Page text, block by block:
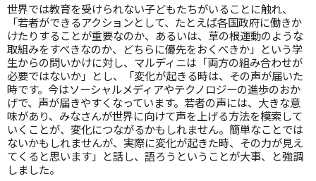
世界では教育を受けられない子どもたちがいることに触れ、
「若者ができるアクションとして、たとえば各国政府に働きか
けたりすることが重要なのか、あるいは、草の根運動のような
取組みをすべきなのか、どちらに優先をおくべきか」という学
生からの問いかけに対し、マルディニは「両方の組み合わせが
必要ではないか」とし、「変化が起きる時は、その声が届いた
時です。今はソーシャルメディアやテクノロジーの進歩のおか
げで、声が届きやすくなっています。若者の声には、大きな意
味があり、みなさんが世界に向けて声を上げる方法を模索して
いくことが、変化につながるかもしれません。簡単なことでは
ないかもしれませんが、実際に変化が起きた時、その力が見え
てくると思います」と話し、語ろうということが大事、と強調
しました。